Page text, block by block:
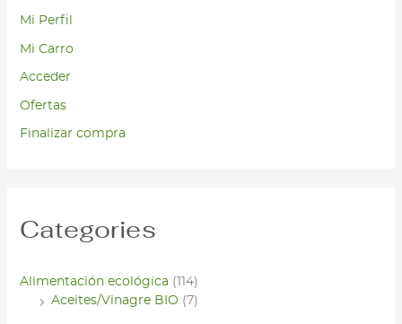
Mi Perfil
Mi Carro
Acceder
Ofertas
Finalizar compra
Categories
Alimentación ecológica (114)
Aceites/Vinagre BIO (7)